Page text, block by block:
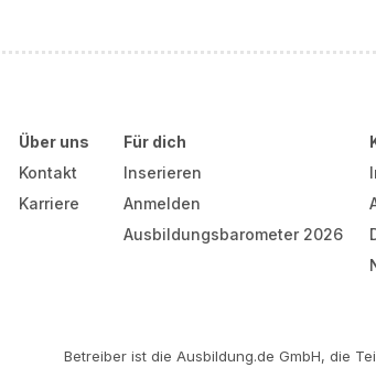
Über uns
Kontakt
Karriere
Für dich
Inserieren
Anmelden
Ausbildungsbarometer 2026
Betreiber ist die Ausbildung.de GmbH, die